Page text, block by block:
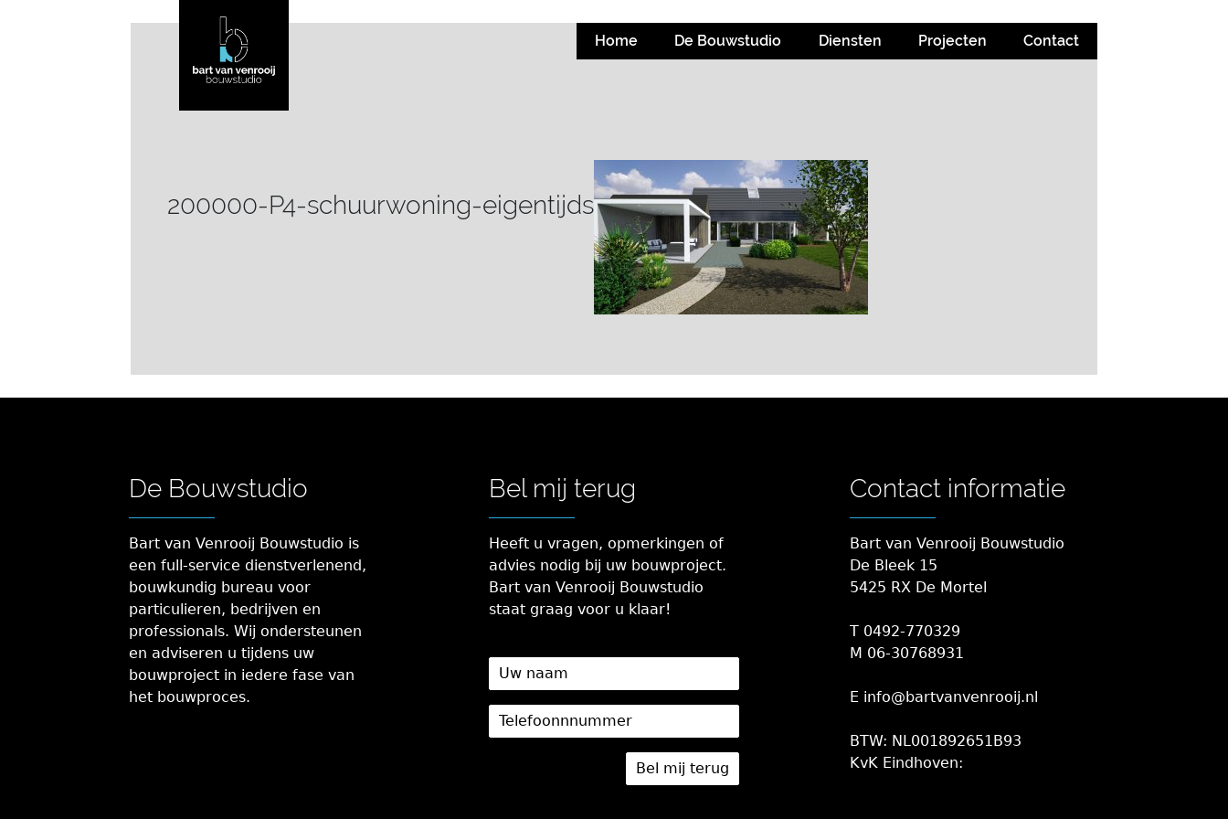
Home De Bouwstudio Diensten Projecten Contact
200000-P4-schuurwoning-eigentijds
De Bouwstudio
Bart van Venrooij Bouwstudio is
een full-service dienstverlenend,
bouwkundig bureau voor
particulieren, bedrijven en
professionals. Wij ondersteunen
en adviseren u tijdens uw
bouwproject in iedere fase van
het bouwproces.
Bel mij terug
Heeft u vragen, opmerkingen of
advies nodig bij uw bouwproject.
Bart van Venrooij Bouwstudio
staat graag voor u klaar!
Contact informatie
Bart van Venrooij Bouwstudio
De Bleek 15
5425 RX De Mortel
T 0492-770329
M 06-30768931
E info@bartvanvenrooij.nl
BTW: NL001892651B93
KvK Eindhoven: